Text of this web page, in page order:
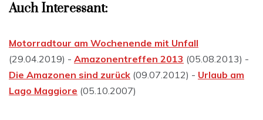
Auch Interessant:
Motorradtour am Wochenende mit Unfall
(29.04.2019) - Amazonentreffen 2013 (05.08.2013) -
Die Amazonen sind zurück (09.07.2012) - Urlaub am
Lago Maggiore (05.10.2007)